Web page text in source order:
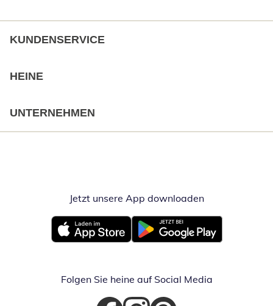
KUNDENSERVICE
HEINE
UNTERNEHMEN
Jetzt unsere App downloadenÖffnet in
Öffnet in neuem FensterÖffnet in neuem Fenster
Folgen Sie heine auf Social Media